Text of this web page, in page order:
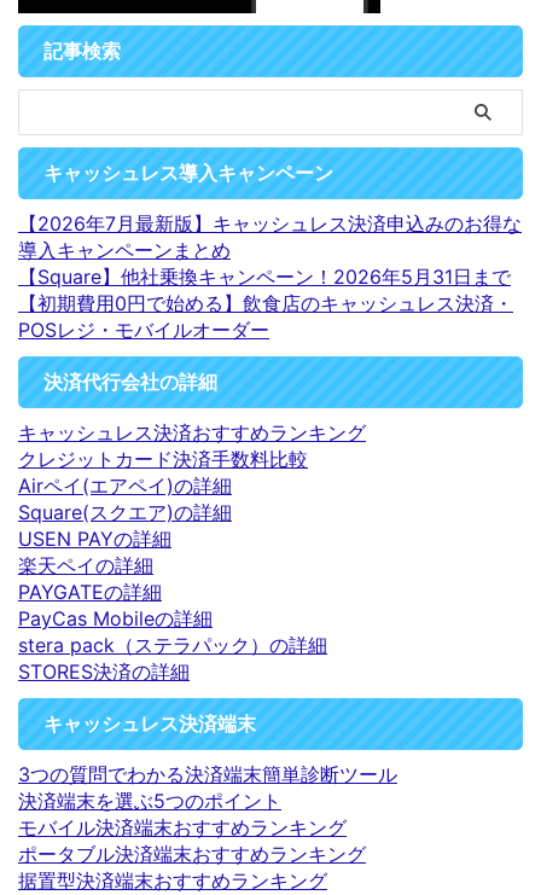
記事検索
キャッシュレス導入キャンペーン
【2026年7月最新版】キャッシュレス決済申込みのお得な
導入キャンペーンまとめ
【Square】他社乗換キャンペーン！2026年5月31日まで
【初期費用0円で始める】飲食店のキャッシュレス決済・
POSレジ・モバイルオーダー
決済代行会社の詳細
キャッシュレス決済おすすめランキング
クレジットカード決済手数料比較
Airペイ(エアペイ)の詳細
Square(スクエア)の詳細
USEN PAYの詳細
楽天ペイの詳細
PAYGATEの詳細
PayCas Mobileの詳細
stera pack（ステラパック）の詳細
STORES決済の詳細
キャッシュレス決済端末
3つの質問でわかる決済端末簡単診断ツール
決済端末を選ぶ5つのポイント
モバイル決済端末おすすめランキング
ポータブル決済端末おすすめランキング
据置型決済端末おすすめランキング